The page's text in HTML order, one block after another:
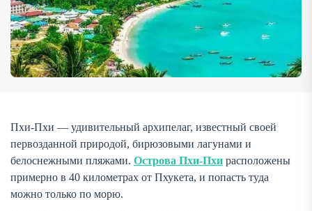
Пхи-Пхи — удивительный архипелаг, известный своей
первозданной природой, бирюзовыми лагунами и
белоснежными пляжами. Острова Пхи-Пхи расположены
примерно в 40 километрах от Пхукета, и попасть туда
можно только по морю.